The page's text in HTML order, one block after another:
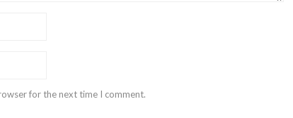
for the next time I comment.